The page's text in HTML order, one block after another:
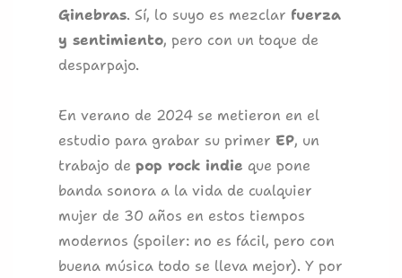
Ginebras. Sí, lo suyo es mezclar fuerza
y sentimiento, pero con un toque de
desparpajo.
En verano de 2024 se metieron en el
estudio para grabar su primer EP, un
trabajo de pop rock indie que pone
banda sonora a la vida de cualquier
mujer de 30 años en estos tiempos
modernos (spoiler: no es fácil, pero con
buena música todo se lleva mejor). Y por